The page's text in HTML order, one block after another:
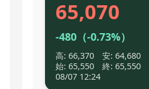
65,070
-480（-0.73%）
高: 66,370 安: 64,680
始: 65,550 終: 65,550
08/07 12:24